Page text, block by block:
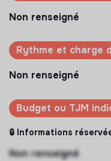
Non renseigné
Rythme et charge
Non renseigné
Budget ou TJM
🔒 Informations
Non renseigné